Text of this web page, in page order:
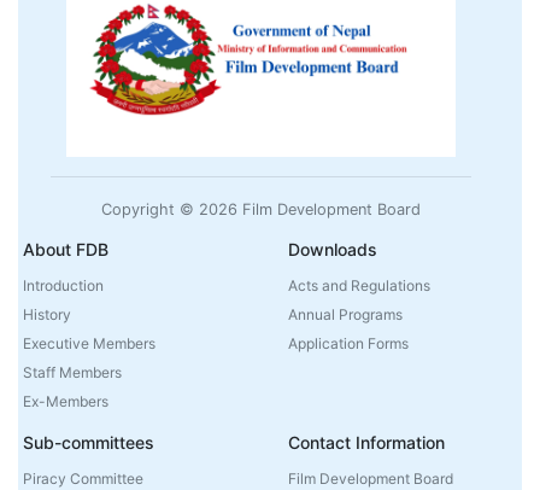
Copyright © 2026 Film Development Board
About FDB
Introduction
History
Executive Members
Staff Members
Ex-Members
Downloads
Acts and Regulations
Annual Programs
Application Forms
Sub-committees
Piracy Committee
Contact Information
Film Development Board